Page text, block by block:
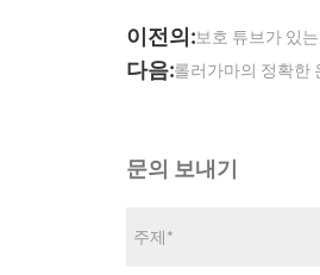
이전의:보호 튜브가 있
다음:롤러가마의 정확한
문의 보내기